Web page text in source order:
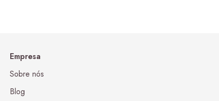
Empresa
Sobre nós
Blog